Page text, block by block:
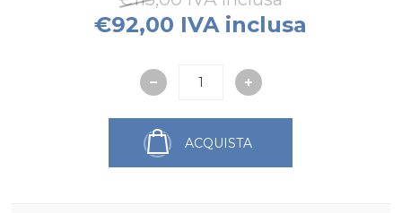
€92,00 IVA inclusa
ACQUISTA